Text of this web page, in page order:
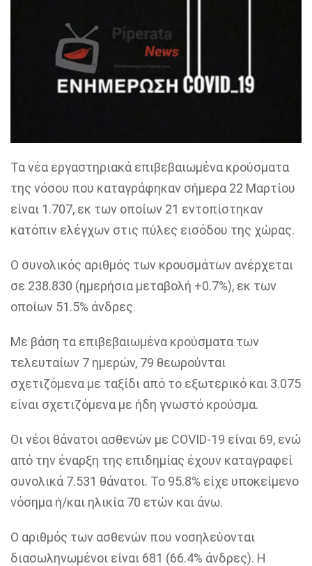
Τα νέα εργαστηριακά επιβεβαιωμένα κρούσματα
της νόσου που καταγράφηκαν σήμερα 22 Μαρτίου
είναι 1.707, εκ των οποίων 21 εντοπίστηκαν
κατόπιν ελέγχων στις πύλες εισόδου της χώρας.
Ο συνολικός αριθμός των κρουσμάτων ανέρχεται
σε 238.830 (ημερήσια μεταβολή +0.7%), εκ των
οποίων 51.5% άνδρες.
Με βάση τα επιβεβαιωμένα κρούσματα των
τελευταίων 7 ημερών, 79 θεωρούνται
σχετιζόμενα με ταξίδι από το εξωτερικό και 3.075
είναι σχετιζόμενα με ήδη γνωστό κρούσμα.
Οι νέοι θάνατοι ασθενών με COVID-19 είναι 69, ενώ
από την έναρξη της επιδημίας έχουν καταγραφεί
συνολικά 7.531 θάνατοι. Το 95.8% είχε υποκείμενο
νόσημα ή/και ηλικία 70 ετών και άνω.
Ο αριθμός των ασθενών που νοσηλεύονται
διασωληνωμένοι είναι 681 (66.4% άνδρες). Η